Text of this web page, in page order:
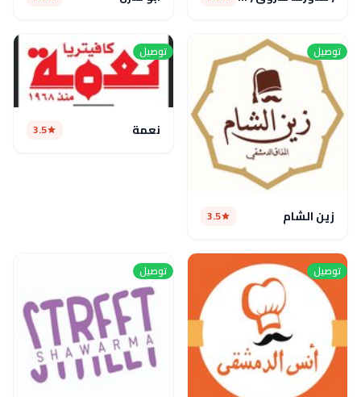
توصيل
زين الشام 3.5
توصيل
نعمة 3.5
توصيل توصيل